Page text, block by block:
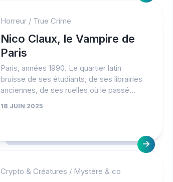
Horreur/ True Crime
Nico Claux, le Vampire de
Paris
Paris, années 1990. Le quartier latin
bruisse de ses étudiants, de ses librairies
anciennes, de ses ruelles où le passé...
18 JUIN 2025
Crypto & Créatures / Mystère & co